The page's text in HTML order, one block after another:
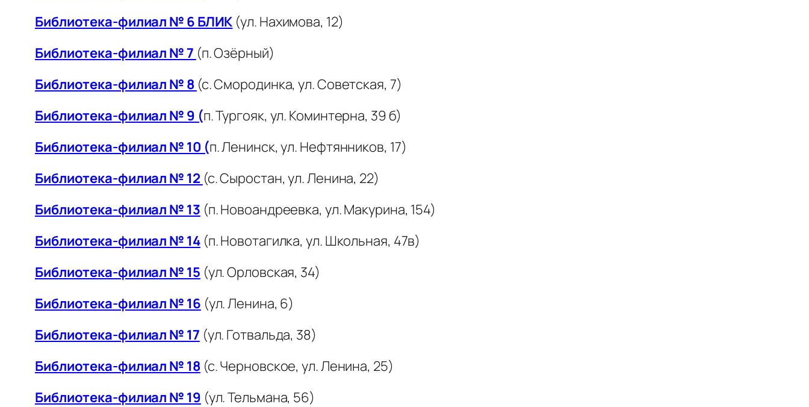
Библиотека-филиал № 6 БЛИК (ул. Нахимова, 12)
Библиотека-филиал № 7 (п. Озёрный)
Библиотека-филиал № 8 (с. Смородинка, ул. Советская, 7)
Библиотека-филиал № 9 (п. Тургояк, ул. Коминтерна, 39 б)
Библиотека-филиал № 10 (п. Ленинск, ул. Нефтянников, 17)
Библиотека-филиал № 12 (с. Сыростан, ул. Ленина, 22)
Библиотека-филиал № 13 (п. Новоандреевка, ул. Макурина, 154)
Библиотека-филиал № 14(п. Новотагилка, ул. Школьная, 47в)
Библиотека-филиал № 15 (ул. Орловская, 34)
Библиотека-филиал № 16 (ул. Ленина, 6)
Библиотека-филиал № 17 (ул. Готвальда, 38)
Библиотека-филиал № 18(с. Черновское, ул. Ленина, 25)
Библиотека-филиал № 19 (ул. Тельмана, 56)